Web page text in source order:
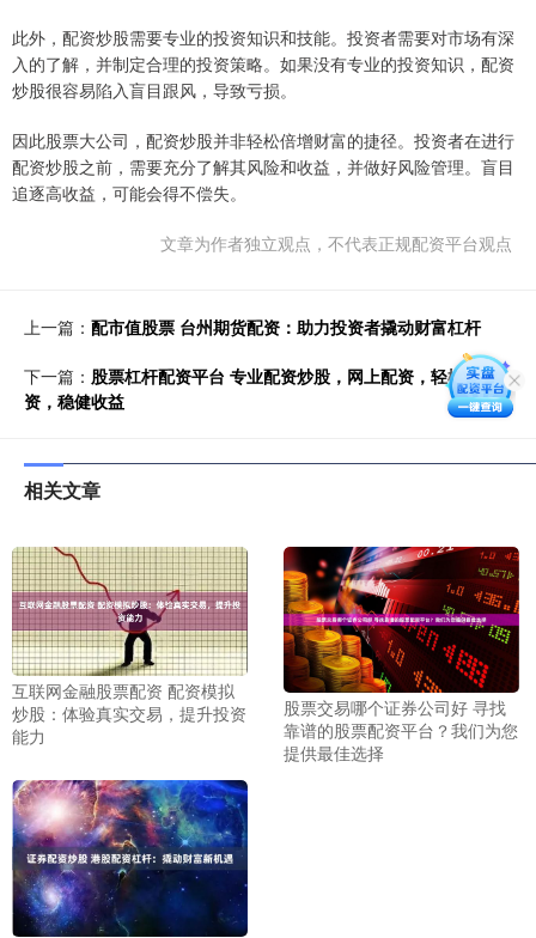
此外，配资炒股需要专业的投资知识和技能。投资者需要对市场有深
入的了解，并制定合理的投资策略。如果没有专业的投资知识，配资
炒股很容易陷入盲目跟风，导致亏损。
因此股票大公司，配资炒股并非轻松倍增财富的捷径。投资者在进行
配资炒股之前，需要充分了解其风险和收益，并做好风险管理。盲目
追逐高收益，可能会得不偿失。
文章为作者独立观点，不代表正规配资平台观点
上一篇： 配市值股票 台州期货配资：助力投资者撬动财富杠杆
下一篇： 股票杠杆配资平台 专业配资炒股，网上配资，轻松投
资，稳健收益
相关文章
互联网金融股票配资 配资模拟
炒股：体验真实交易，提升投资
能力
股票交易哪个证券公司好 寻找
靠谱的股票配资平台？我们为您
提供最佳选择